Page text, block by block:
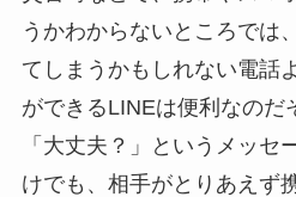
うかわからないところでは
てしまうかもしれない電話
ができるLINEは便利なのだ
「大丈夫？」というメッセ
けでも、相手がとりあえず